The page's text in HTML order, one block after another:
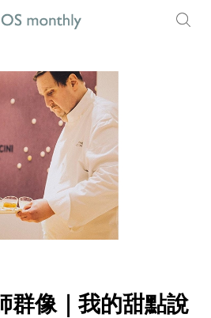
群像｜我的甜點說